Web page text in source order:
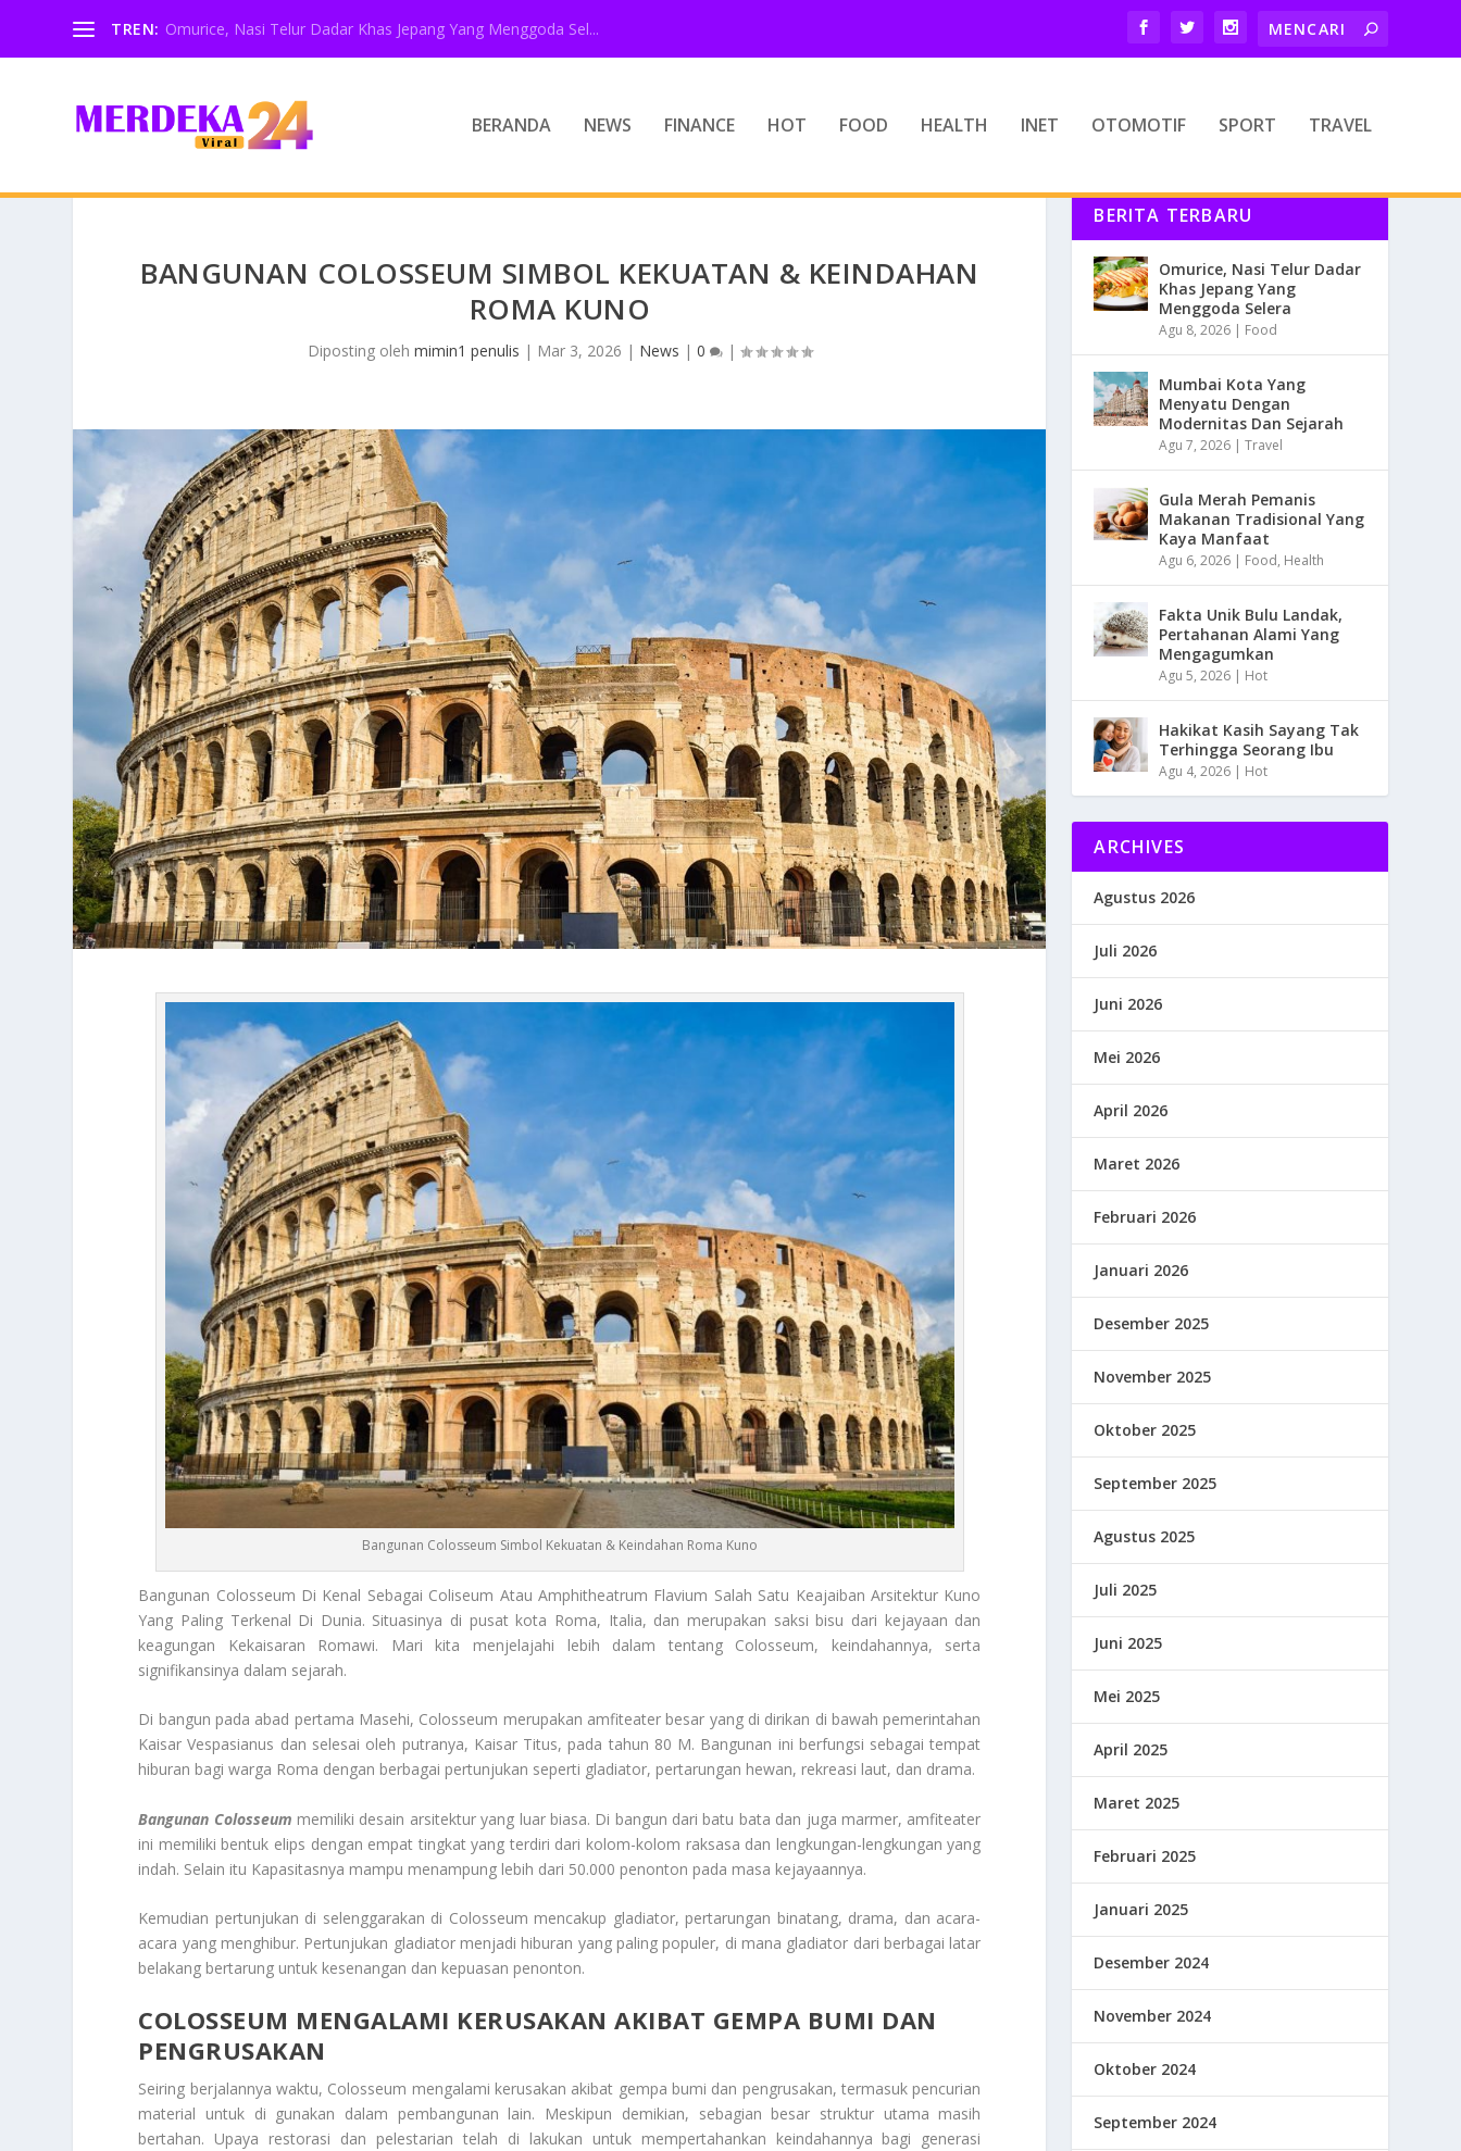
TREN: Omurice, Nasi Telur Dadar Khas Jepang Yang Menggoda Sel...
BERANDA NEWS FINANCE HOT FOOD HEALTH INET OTOMOTIF SPORT TRAVEL
BANGUNAN COLOSSEUM SIMBOL KEKUATAN & KEINDAHAN
ROMA KUNO
Diposting oleh mimin1 penulis | Mar 3, 2026 | News | 0 |
Bangunan Colosseum Simbol Kekuatan & Keindahan Roma Kuno
Bangunan Colosseum Di Kenal Sebagai Coliseum Atau Amphitheatrum Flavium Salah Satu Keajaiban Arsitektur Kuno
Yang Paling Terkenal Di Dunia. Situasinya di pusat kota Roma, Italia, dan merupakan saksi bisu dari kejayaan dan
keagungan Kekaisaran Romawi. Mari kita menjelajahi lebih dalam tentang Colosseum, keindahannya, serta
signifikansinya dalam sejarah.
Di bangun pada abad pertama Masehi, Colosseum merupakan amfiteater besar yang di dirikan di bawah pemerintahan
Kaisar Vespasianus dan selesai oleh putranya, Kaisar Titus, pada tahun 80 M. Bangunan ini berfungsi sebagai tempat
hiburan bagi warga Roma dengan berbagai pertunjukan seperti gladiator, pertarungan hewan, rekreasi laut, dan drama.
Bangunan Colosseum memiliki desain arsitektur yang luar biasa. Di bangun dari batu bata dan juga marmer, amfiteater
ini memiliki bentuk elips dengan empat tingkat yang terdiri dari kolom-kolom raksasa dan lengkungan-lengkungan yang
indah. Selain itu Kapasitasnya mampu menampung lebih dari 50.000 penonton pada masa kejayaannya.
Kemudian pertunjukan di selenggarakan di Colosseum mencakup gladiator, pertarungan binatang, drama, dan acara-
acara yang menghibur. Pertunjukan gladiator menjadi hiburan yang paling populer, di mana gladiator dari berbagai latar
belakang bertarung untuk kesenangan dan kepuasan penonton.
COLOSSEUM MENGALAMI KERUSAKAN AKIBAT GEMPA BUMI DAN
PENGRUSAKAN
Seiring berjalannya waktu, Colosseum mengalami kerusakan akibat gempa bumi dan pengrusakan, termasuk pencurian
material untuk di gunakan dalam pembangunan lain. Meskipun demikian, sebagian besar struktur utama masih
bertahan. Upaya restorasi dan pelestarian telah di lakukan untuk mempertahankan keindahannya bagi generasi
BERITA TERBARU
Omurice, Nasi Telur Dadar
Khas Jepang Yang
Menggoda Selera
Agu 8, 2026 | Food
Mumbai Kota Yang
Menyatu Dengan
Modernitas Dan Sejarah
Agu 7, 2026 |Travel
Gula Merah Pemanis
Makanan Tradisional Yang
Kaya Manfaat
Agu 6, 2026 | Food, Health
Fakta Unik Bulu Landak,
Pertahanan Alami Yang
Mengagumkan
Agu 5, 2026 | Hot
Hakikat Kasih Sayang Tak
Terhingga Seorang Ibu
Agu 4, 2026 | Hot
ARCHIVES
Agustus 2026
Juli 2026
Juni 2026
Mei 2026
April 2026
Maret 2026
Februari 2026
Januari 2026
Desember 2025
November 2025
Oktober 2025
September 2025
Agustus 2025
Juli 2025
Juni 2025
Mei 2025
April 2025
Maret 2025
Februari 2025
Januari 2025
Desember 2024
November 2024
Oktober 2024
September 2024